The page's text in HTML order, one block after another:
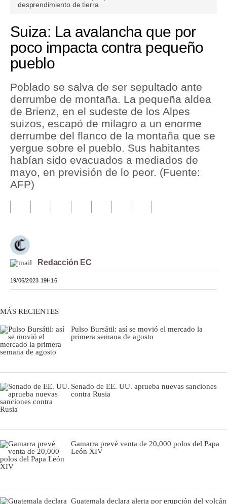
Finanzas Personales
Inmobiliarias
Opinión
Editorial
Pregunta de hoy
Blogs
Tendencias
Lujo
Moda
Estilos
Mundo
España
Tecnología
Club del Suscriptor
G de Gestión
Notas Contratadas
Podcast
minute,
1
desprendimiento de tierra
Suiza: La avalancha que por
poco impacta contra pequeño
pueblo
Poblado se salva de ser sepultado ante
derrumbe de montaña. La pequeña aldea
de Brienz, en el sudeste de los Alpes
suizos, escapó de milagro a un enorme
derrumbe del flanco de la montaña que se
yergue sobre el pueblo. Sus habitantes
habían sido evacuados a mediados de
mayo, en previsión de lo peor. (Fuente:
AFP)
Redacción EC
19/06/2023 19H16
MÁS RECIENTES
Pulso Bursátil: así se movió el mercado la
primera semana de agosto
Senado de EE. UU. aprueba nuevas sanciones
contra Rusia
Gamarra prevé venta de 20,000 polos del Papa
León XIV
Guatemala declara alerta por erupción del volcán